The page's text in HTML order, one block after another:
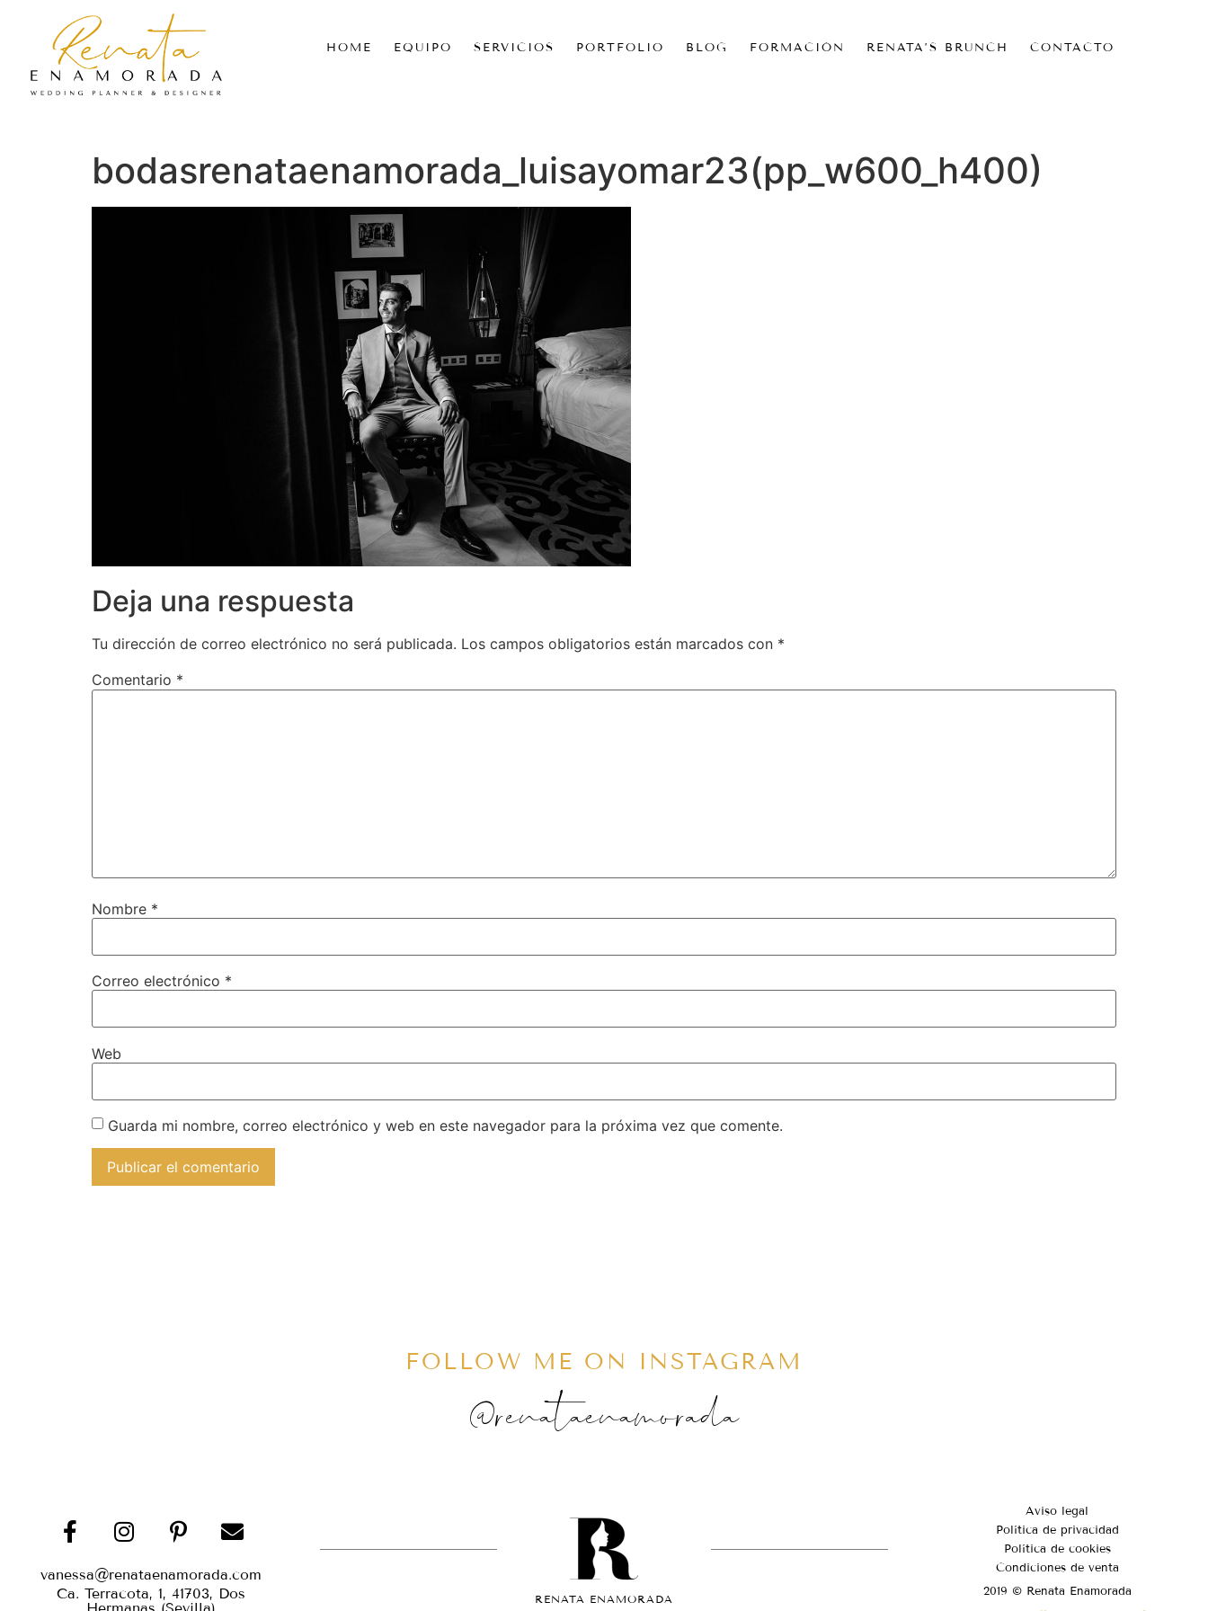
HOME EQUIPO SERVICIOS PORTFOLIO BLOG FORMACIÓN RENATA’S BRUNCH CONTACTO
bodasrenataenamorada_luisayomar23(pp_w600_h400)
Deja una respuesta
Tu dirección de correo electrónico no será publicada. Los campos obligatorios están marcados con *
Comentario *
Nombre *
Correo electrónico *
Web
Guarda mi nombre, correo electrónico y web en este navegador para la próxima vez que comente.
FOLLOW ME ON INSTAGRAM
@renataenamorada
vanessa@renataenamorada.com
Ca. Terracota, 1, 41703, Dos
RENATA ENAMORADA
Aviso legal
Política de privacidad
Política de cookies
Condiciones de venta
2019 © Renata Enamorada